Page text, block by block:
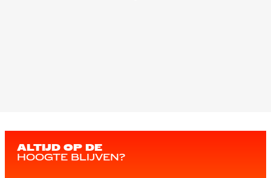
ALTIJD OP DE
HOOGTE BLIJVEN?